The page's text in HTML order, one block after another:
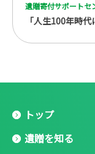
遺贈寄付サポートセ
「人生100年時
トップ
遺贈を知る